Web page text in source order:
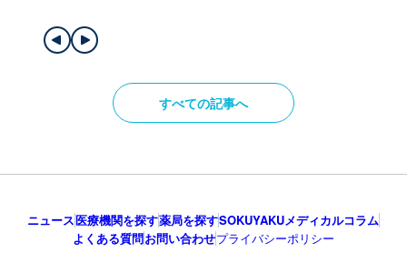
すべての記事へ
ニュース医療機関を探す薬局を探すSOKUYAKUメディカルコラム
よくある質問お問い合わせプライバシーポリシー